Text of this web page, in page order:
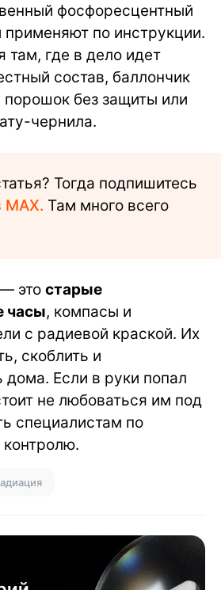
фосфоресцентный
применяют по инструкции.
там, где в дело идет
состав, баллончик
порошок без защиты или
чернила.
Тогда подпишитесь
MAX. Там много всего
это старые
часы, компасы и
с радиевой краской. Их
скоблить и
дома. Если в руки попал
не любоваться им под
специалистам по